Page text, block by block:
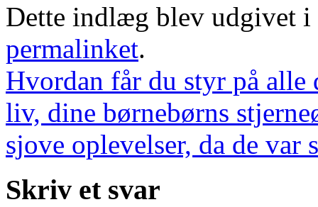
Dette indlæg blev udgivet i
permalinket.
Hvordan får du styr på
liv, dine børnebørns
sjove oplevelser, da de var
Skriv et svar